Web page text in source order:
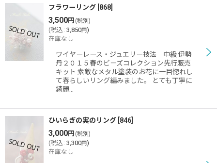
フラワーリング 868
3,500円 (税別)
(税込 : 3,850円)
在庫なし
ワイヤーレース・ジュエリー技法 中級 伊勢
丹２０１５春のビーズコレクション先行販売
キット 素敵なメタル塗装のお花に一目惚れし
て春らしいリング編みました。 とても丁寧に
綺麗…
ひいらぎの実のリング 846
3,000円 (税別)
(税込 : 3,300円)
在庫なし